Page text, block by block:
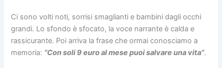
Ci sono volti noti, sorrisi smaglianti e bambini dagli occhi
grandi. Lo sfondo è sfocato, la voce narrante è calda e
rassicurante. Poi arriva la frase che ormai conosciamo a
memoria: “Con soli 9 euro al mese puoi salvare una vita”.